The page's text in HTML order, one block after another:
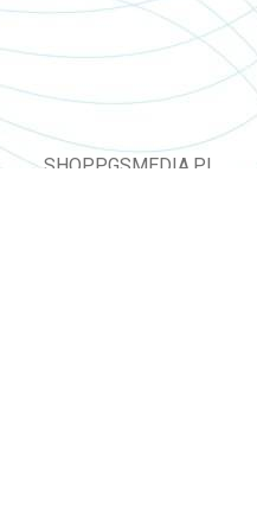
SHOP.PGSMEDIA.PL